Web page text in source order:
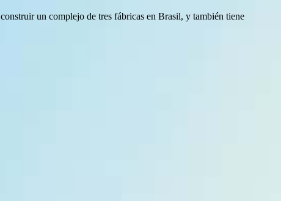
un complejo de tres fábricas en Brasil, y también tiene